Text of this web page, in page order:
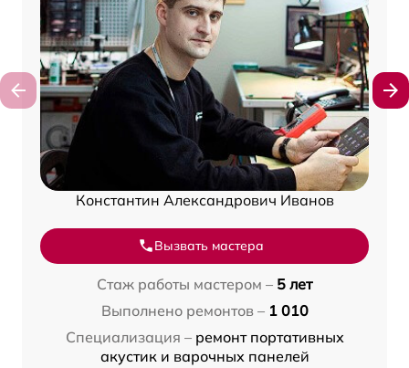
Константин Александрович Иванов
Вызвать мастера
Стаж работы мастером – 5 лет
Выполнено ремонтов – 1 010
Специализация – ремонт портативных
акустик и варочных панелей